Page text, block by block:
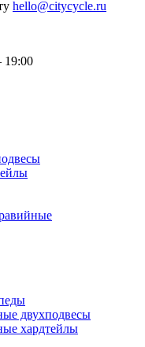
hello@citycycle.ru
19:00
двухподвесы
хардтейлы